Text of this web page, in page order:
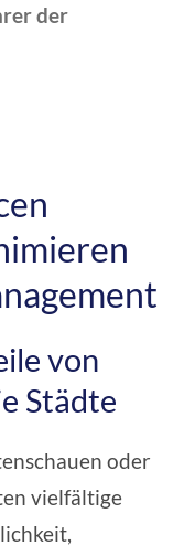
der
von
Städte
oder
vielfältige